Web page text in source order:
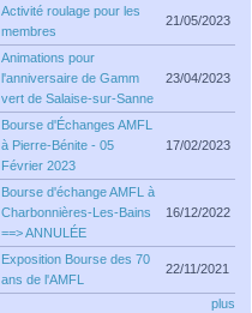
Activité roulage pour les
membres
21/05/2023
Animations pour
l'anniversaire de Gamm
vert de Salaise-sur-Sanne
23/04/2023
Bourse d'Échanges AMFL
à Pierre-Bénite - 05
Février 2023
17/02/2023
Bourse d'échange AMFL à
Charbonnières-Les-Bains
==> ANNULÉE
16/12/2022
Exposition Bourse des 70
ans de l'AMFL
22/11/2021
plus